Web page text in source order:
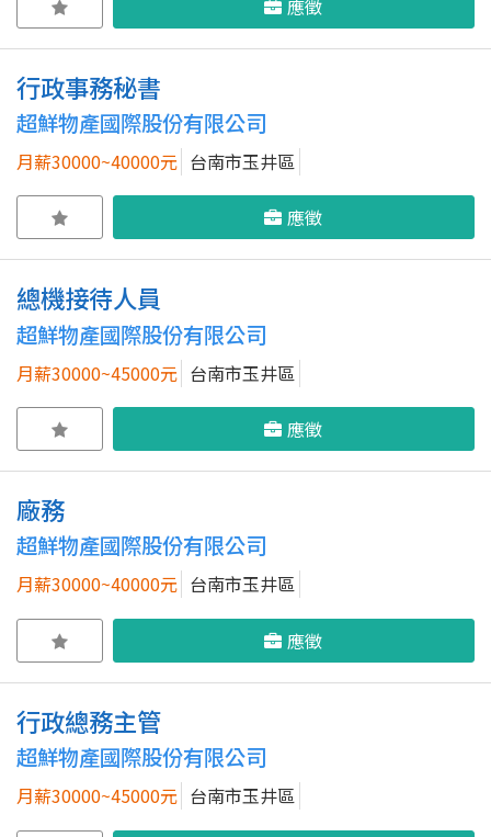
應徵
行政事務秘書
超鮮物產國際股份有限公司
月薪30000~40000元 台南市玉井區
應徵
總機接待人員
超鮮物產國際股份有限公司
月薪30000~45000元 台南市玉井區
應徵
廠務
超鮮物產國際股份有限公司
月薪30000~40000元 台南市玉井區
應徵
行政總務主管
超鮮物產國際股份有限公司
月薪30000~45000元 台南市玉井區